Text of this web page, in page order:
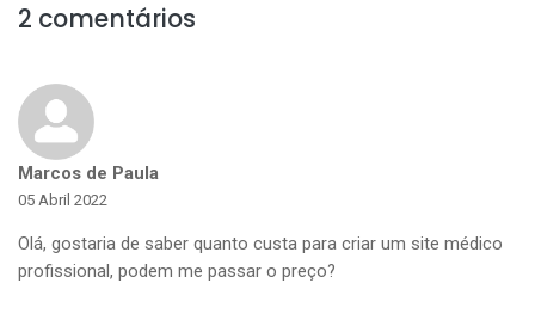
2 comentários
Marcos de Paula
05 Abril 2022
Olá, gostaria de saber quanto custa para criar um site médico
profissional, podem me passar o preço?